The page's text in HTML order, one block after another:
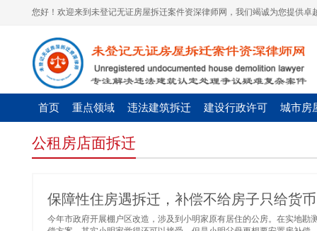
您好！欢迎来到未登记无证房屋拆迁案件资深律师网，我们竭诚为您提供卓
首页 重点领域 违法建筑拆迁 建设行政许可 城市房
公租房店面拆迁
保障性住房遇拆迁，补偿不给房子只给货
今年市政府开展棚户区改造，涉及到小明家原有居住的公房。在实地